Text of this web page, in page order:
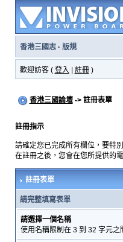
香港三國志· 版規
歡迎訪客 ( 登入 註冊)
香港三國論壇-> 註冊表單
註冊指示
請確定您已完成所有欄位，要特
在註冊之後，您會在您所提供的
註冊表單
請完整填寫表單
請選擇一個名稱
使用名稱限制在 3 到 32 字元之